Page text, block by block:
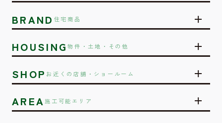
BRAND 住宅商品
HOUSING物件・土地・その他
SHOP お近くの店舗・ショールーム
AREA施工可能エリア